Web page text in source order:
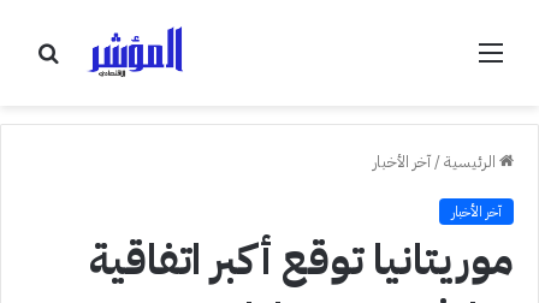
القائمة
الرئيسية/آخر الأخبار
آخر الأخبار
موريتانيا توقع أكبر اتفاقية